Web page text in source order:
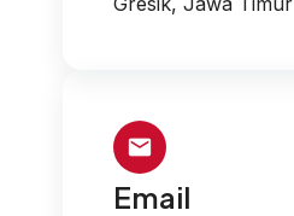
Email